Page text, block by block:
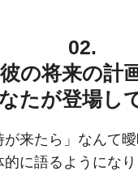
02.
彼の将来の計
たが登場し
が来たら」なんて
に語るようにな